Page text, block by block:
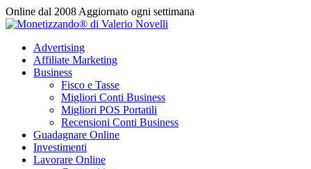
Vai
al
Online dal 2008 Aggiornato ogni settimana
Advertising
Affiliate Marketing
Business
Fisco e Tasse
Migliori Conti Business
Migliori POS Portatili
Recensioni Conti Business
Guadagnare Online
Investimenti
Lavorare Online